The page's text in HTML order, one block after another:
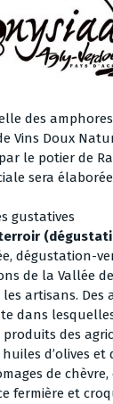
des
Vins Doux
le potier de
sera
gustatives
terroir
dégustation-
de la Vallée de
artisans. Des
dans
produits des
d’olives et
de chèvre,
fermière et